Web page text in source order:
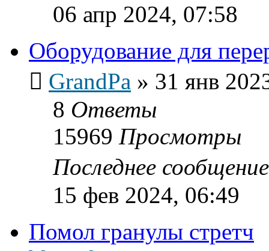
06 апр 2024, 07:58
Оборудование для
GrandPa » 31 янв
8 Ответы
15969 Просмотры
Последнее
15 фев 2024, 06:49
Помол гранулы стретч